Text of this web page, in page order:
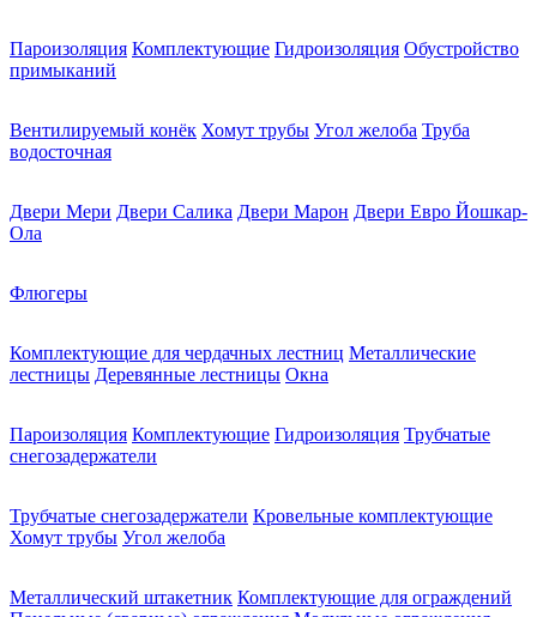
Пароизоляция Комплектующие Гидроизоляция Обустройство
примыканий
Вентилируемый конёк Хомут трубы Угол желоба Труба
водосточная
Двери Мери Двери Салика Двери Марон Двери Евро Йошкар-
Ола
Флюгеры
Комплектующие для чердачных лестниц Металлические
лестницы Деревянные лестницы Окна
Пароизоляция Комплектующие Гидроизоляция Трубчатые
снегозадержатели
Трубчатые снегозадержатели Кровельные комплектующие
Хомут трубы Угол желоба
Металлический штакетник Комплектующие для ограждений